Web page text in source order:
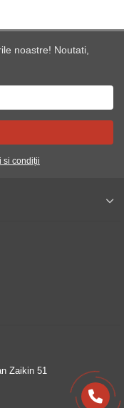
noastre! Noutati,
si condiții
Zaikin 51